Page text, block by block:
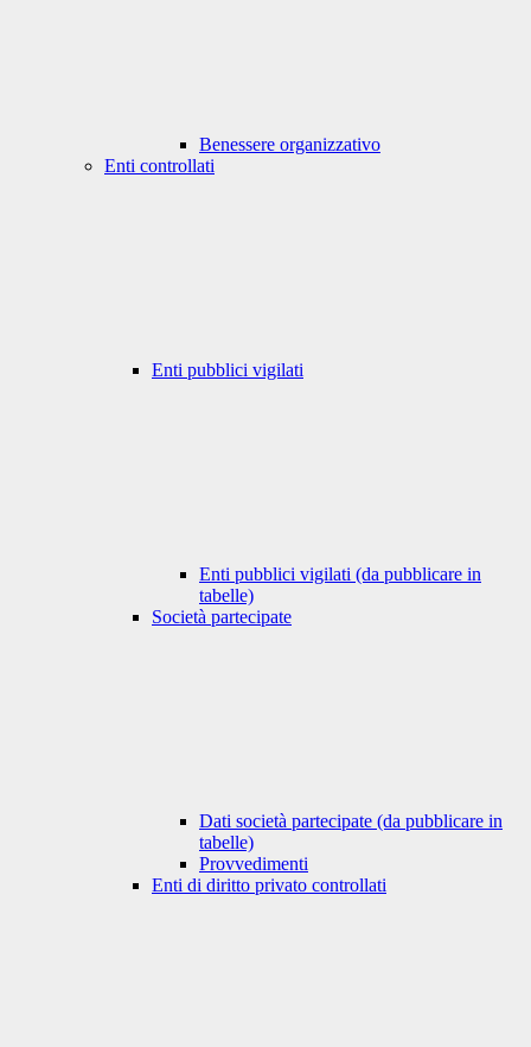
Benessere organizzativo
Enti controllati
Enti pubblici vigilati
Enti pubblici vigilati (da pubblicare in
tabelle)
Società partecipate
Dati società partecipate (da pubblicare in
tabelle)
Provvedimenti
Enti di diritto privato controllati